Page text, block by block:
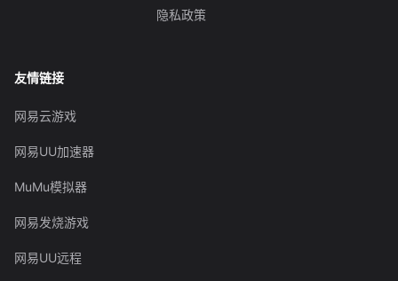
隐私政策
友情链接
网易云游戏
网易UU加速器
MuMu模拟器
网易发烧游戏
网易UU远程